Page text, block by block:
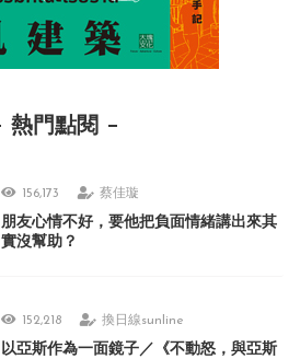
熱門點閱
156,173 蔡佳璇
朋友心情不好，要他把負面情緒講出來其
實沒幫助？
152,218 換日線sunline
以亞斯作為一面鏡子／《不動怒，與亞斯